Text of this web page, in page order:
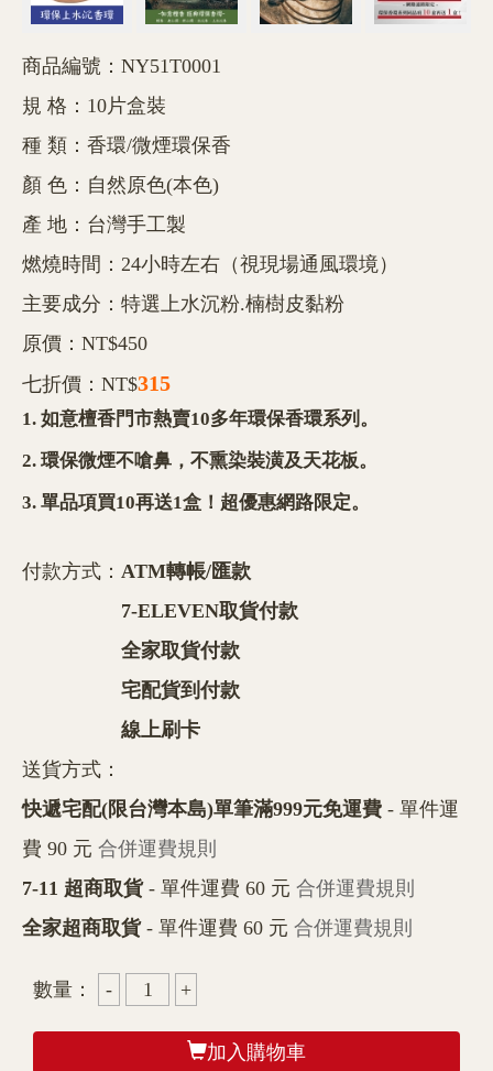
商品編號：NY51T0001
規 格：10片盒裝
種 類：香環/微煙環保香
顏 色：自然原色(本色)
產 地：台灣手工製
燃燒時間：24小時左右（視現場通風環境）
主要成分：特選上水沉粉.楠樹皮黏粉
原價：NT$450
七折價：NT$315
1. 如意檀香門市熱賣10多年環保香環系列。
2. 環保微煙不嗆鼻，不熏染裝潢及天花板。
3. 單品項買10再送1盒！超優惠網路限定。
付款方式： ATM轉帳/匯款
7-ELEVEN取貨付款
全家取貨付款
宅配貨到付款
線上刷卡
送貨方式：
快遞宅配(限台灣本島)單筆滿999元免運費 - 單件運
費 90 元 合併運費規則
7-11 超商取貨- 單件運費 60 元 合併運費規則
全家超商取貨- 單件運費 60 元 合併運費規則
數量：
加入購物車